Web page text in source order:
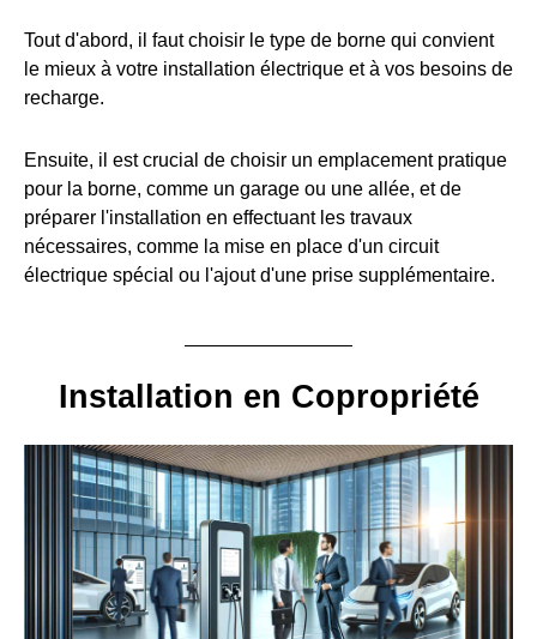
Tout d'abord, il faut choisir le type de borne qui convient
le mieux à votre installation électrique et à vos besoins de
recharge.
Ensuite, il est crucial de choisir un emplacement pratique
pour la borne, comme un garage ou une allée, et de
préparer l'installation en effectuant les travaux
nécessaires, comme la mise en place d'un circuit
électrique spécial ou l'ajout d'une prise supplémentaire.
Installation en Copropriété